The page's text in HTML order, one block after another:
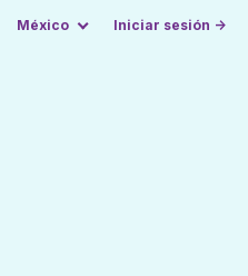
México Iniciar sesión →